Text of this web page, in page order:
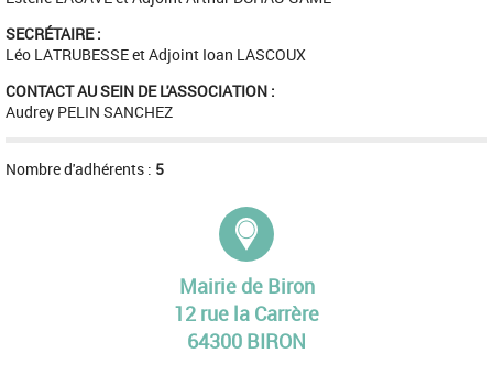
SECRÉTAIRE :
Léo LATRUBESSE et Adjoint Ioan LASCOUX
CONTACT AU SEIN DE L'ASSOCIATION :
Audrey PELIN SANCHEZ
Nombre d'adhérents : 5
Mairie de Biron
12 rue la Carrère
64300 BIRON